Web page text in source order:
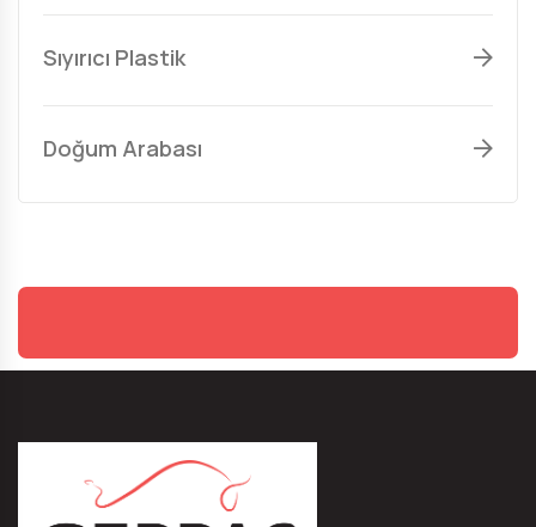
Sıyırıcı Plastik
Doğum Arabası